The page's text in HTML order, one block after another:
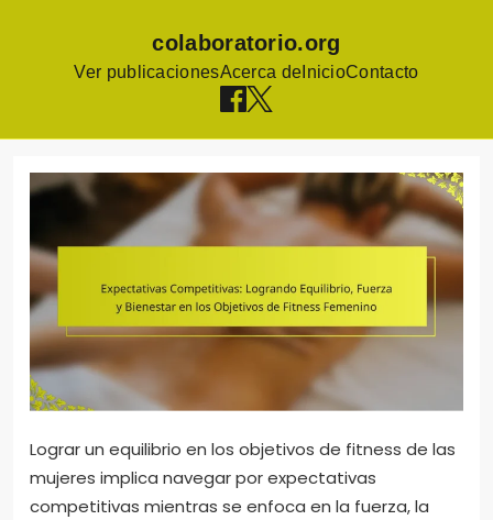
colaboratorio.org
Ver publicacionesAcerca de InicioContacto
Lograr un equilibrio en los objetivos de fitness de las
mujeres implica navegar por expectativas
competitivas mientras se enfoca en la fuerza, la